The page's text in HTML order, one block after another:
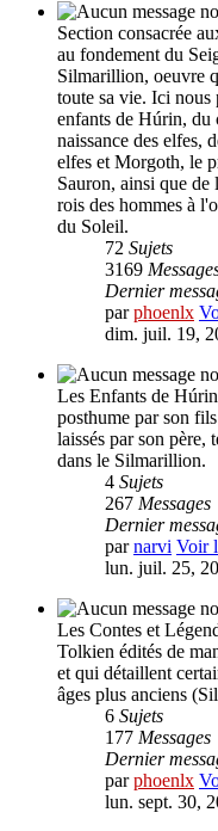
Section consacrée
au fondement du
Silmarillion, oeuvre
toute sa vie. Ici nous
enfants de Húrin, du
naissance des elfes,
elfes et Morgoth, le
Sauron, ainsi que
rois des hommes à
du Soleil.
72 Sujets
3169
Dernier
parphoenlx
dim. juil. 19,
Les Enfants de
posthume par son
laissés par son père,
dans le Silmarillion.
4 Sujets
267 Messages
Dernier
parnarvi Voir
lun. juil. 25,
Les Contes et
Tolkien édités de
et qui détaillent
âges plus anciens
6 Sujets
177 Messages
Dernier
parphoenlx
lun. sept. 30,